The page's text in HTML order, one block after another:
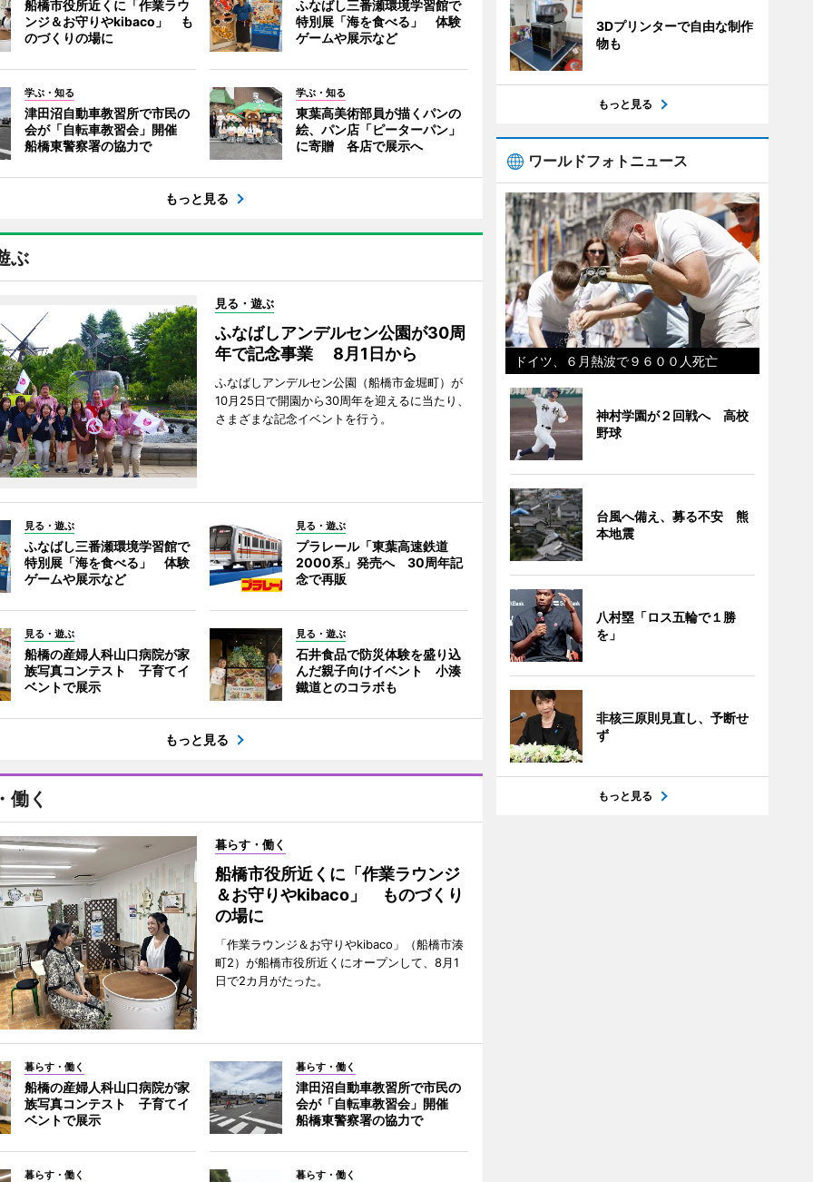
船橋市役所近くに「作業ラウ
ンジ＆お守りやkibaco」 も
のづくりの場に
ふなばし三番瀬環境学習館で
特別展「海を食べる」 体験
ゲームや展示など
学ぶ・知る
津田沼自動車教習所で市民の
会が「自転車教習会」開催
船橋東警察署の協力で
学ぶ・知る
東葉高美術部員が描くパンの
絵、パン店「ピーターパン」
に寄贈 各店で展示へ
もっと見る
ぶ
見る・遊ぶ
ふなばしアンデルセン公園が30周
年で記念事業 8月1日から
ふなばしアンデルセン公園（船橋市金堀町）が
10月25日で開園から30周年を迎えるに当たり、
さまざまな記念イベントを行う。
見る・遊ぶ
ふなばし三番瀬環境学習館で
特別展「海を食べる」 体験
ゲームや展示など
見る・遊ぶ
プラレール「東葉高速鉄道
2000系」発売へ 30周年記
念で再販
見る・遊ぶ
船橋の産婦人科山口病院が家
族写真コンテスト 子育てイ
ベントで展示
見る・遊ぶ
石井食品で防災体験を盛り込
んだ親子向けイベント 小湊
鐵道とのコラボも
もっと見る
働く
暮らす・働く
船橋市役所近くに「作業ラウンジ
＆お守りやkibaco」 ものづくり
の場に
「作業ラウンジ＆お守りやkibaco」（船橋市湊
町2）が船橋市役所近くにオープンして、8月1
日で2カ月がたった。
暮らす・働く
船橋の産婦人科山口病院が家
族写真コンテスト 子育てイ
ベントで展示
暮らす・働く
津田沼自動車教習所で市民の
会が「自転車教習会」開催
船橋東警察署の協力で
暮らす・働く 暮らす・働く
3Dプリンターで自由な制作
物も
もっと見る
ワールドフォトニュース
ドイツ、６月熱波で９６００人死亡
神村学園が２回戦へ 高校
野球
台風へ備え、募る不安 熊
本地震
八村塁「ロス五輪で１勝
を」
非核三原則見直し、予断せ
ず
もっと見る